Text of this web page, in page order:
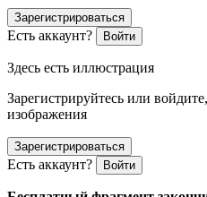
Зарегистрироваться
Есть аккаунт? Войти
Здесь есть иллюстрация
Зарегистрируйтесь или
изображения
Зарегистрироваться
Есть аккаунт? Войти